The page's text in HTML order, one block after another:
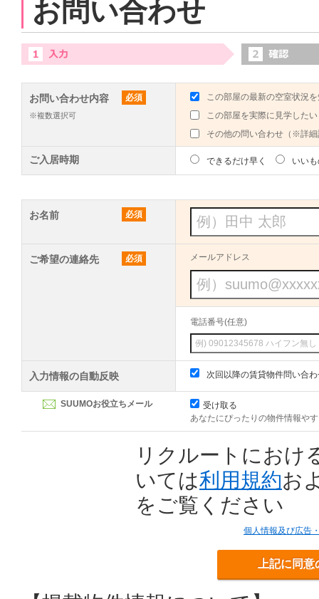
お問い合わせ
お問い合わせ内容 必須
※複数選択可
この部屋の最新の空室状況
この部屋を実際に見学したい
その他の問い合わせ（※詳
ご入居時期 できるだけ早く いい
お名前 必須
ご希望の連絡先 必須 メールアドレス
電話番号(任意)
入力情報の自動反映 次回以降の賃貸物件問い合
SUUMOお役立ちメール
受け取る
あなたにぴったりの物件情報や
リクルートにおけ
いては利用規約お
をご覧ください
個人情報及び広告
上記に同